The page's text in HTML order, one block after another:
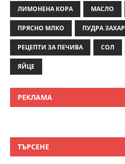
ЛИМОНЕНА КОРА МАСЛО
ПРЯСНО МЛКО ПУДРА ЗАХАР
РЕЦЕПТИ ЗА ПЕЧИВА СОЛ
ЯЙЦЕ
РЕКЛАМА
ТЪРСЕНЕ